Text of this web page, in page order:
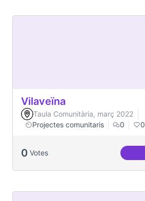
Vilaveïna
Taula Comunitària, març 2022
Projectes comunitaris
0 0
0 Votes